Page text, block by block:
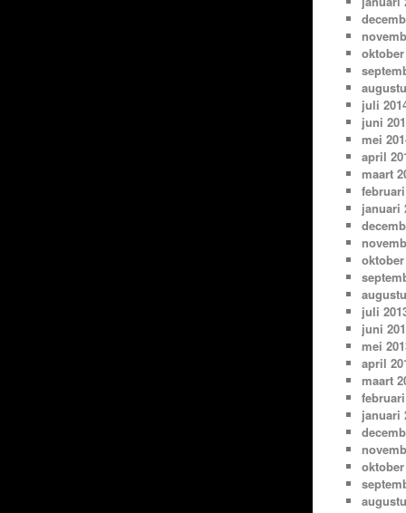
oktober
juli
juni
mei
april
maart
januari
oktober
juli
juni
mei
april
maart
januari
oktober